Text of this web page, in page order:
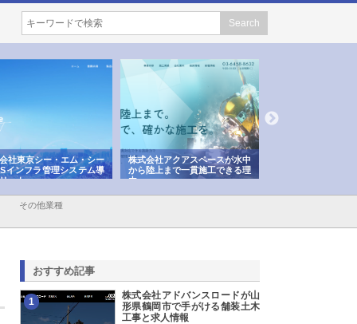
社東京シー・エム・シー
インフラ管理システム導
ット
株式会社アクアスペースが水中
から陸上まで一貫施工できる理
由
その他業種
おすすめ記事
1
株式会社アドバンスロードが山
形県鶴岡市で手がける舗装土木
工事と求人情報